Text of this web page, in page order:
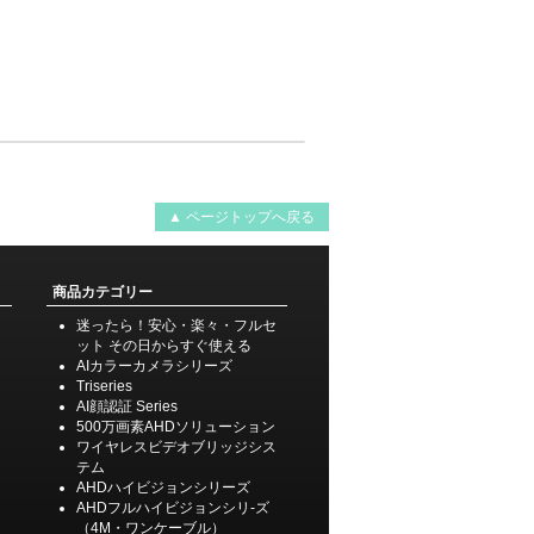
▲ ページトップへ戻る
商品カテゴリー
迷ったら！安心・楽々・フルセ
ット その日からすぐ使える
AIカラーカメラシリーズ
Triseries
AI顔認証 Series
500万画素AHDソリューション
ワイヤレスビデオブリッジシス
テム
AHDハイビジョンシリーズ
AHDフルハイビジョンシリ-ズ
（4M・ワンケーブル）